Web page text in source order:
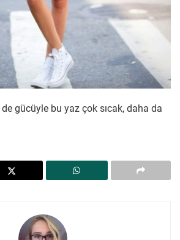
gücüyle bu yaz çok sıcak, daha da